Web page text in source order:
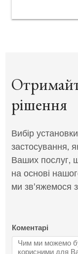
рішення
Вибір
застосування,
Ваших послуг,
на основі
ми зв'яжемося
Коментарі